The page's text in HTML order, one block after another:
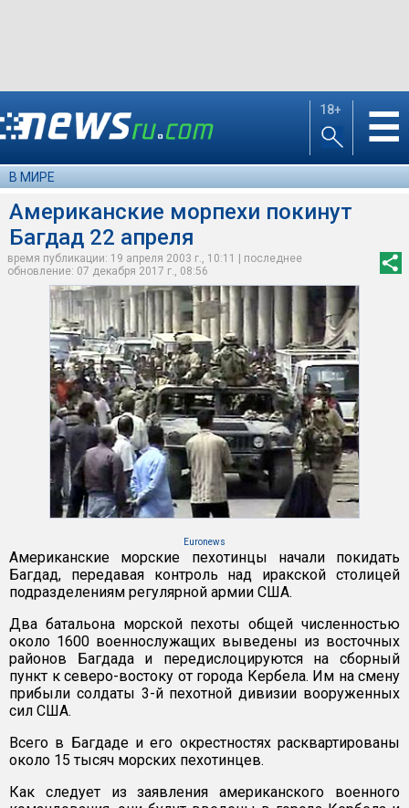
18+ ☰
В МИРЕ
Американские морпехи покинут
Багдад 22 апреля
время публикации: 19 апреля 2003 г., 10:11 | последнее
обновление: 07 декабря 2017 г., 08:56
Euronews
Американские морские пехотинцы начали покидать
Багдад, передавая контроль над иракской столицей
подразделениям регулярной армии США.
Два батальона морской пехоты общей численностью
около 1600 военнослужащих выведены из восточных
районов Багдада и передислоцируются на сборный
пункт к северо-востоку от города Кербела. Им на смену
прибыли солдаты 3-й пехотной дивизии вооруженных
сил США.
Всего в Багдаде и его окрестностях расквартированы
около 15 тысяч морских пехотинцев.
Как следует из заявления американского военного